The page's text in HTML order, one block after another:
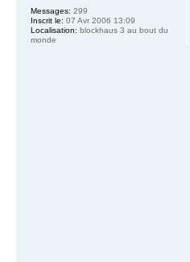
Messages: 299
Inscrit le: 07 Avr 2006 13:09
Localisation: blockhaus 3 au bout du
monde